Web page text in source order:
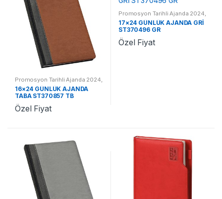
Promosyon Tarihli Ajanda 2024,
Promosyon 2024 Ajandalar
16×24 GÜNLÜK AJANDA
TABA ST370857 TB
Özel Fiyat
Promosyon Tarihli Ajanda 2024,
Promosyon 2024 Ajandalar
17×24 GÜNLÜK AJANDA GRİ
ST370496 GR
Özel Fiyat